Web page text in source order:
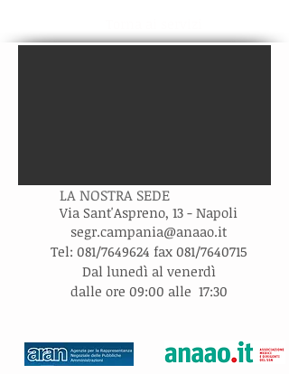
Via Sant'Aspreno, 13 - Napoli
segr.campania@anaao.it
Tel: 081/7649624 fax 081/7640715
Dal lunedì al venerdì
dalle ore 09:00 alle 17:30
LA NOSTRA SEDE